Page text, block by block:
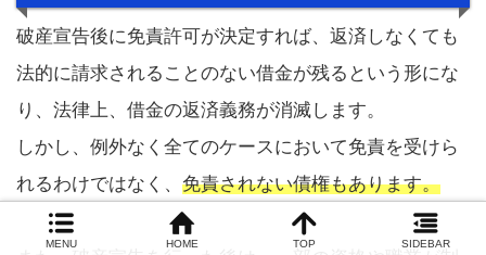
破産宣告後に免責許可が決定すれば、返済しなくても
法的に請求されることのない借金が残るという形にな
り、法律上、借金の返済義務が消滅します。
しかし、例外なく全てのケースにおいて免責を受けら
れるわけではなく、 免責されない債権もあります。
MENU HOME TOP SIDEBAR